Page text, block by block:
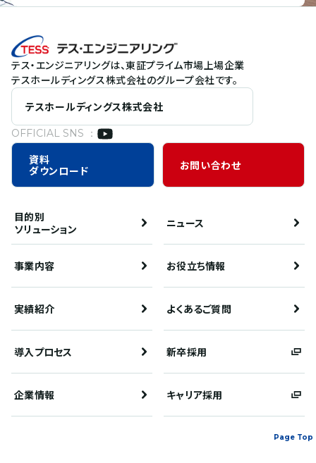
テス・エンジニアリングは、東証プライム市場上場企業
テスホールディングス株式会社のグループ会社です。
テスホールディングス株式会社
OFFICIAL SNS ：
資料
ダウンロード
お問い合わせ
目的別
ソリューション
ニュース
事業内容 お役立ち情報
実績紹介 よくあるご質問
導入プロセス 新卒採用
企業情報 キャリア採用
Page Top